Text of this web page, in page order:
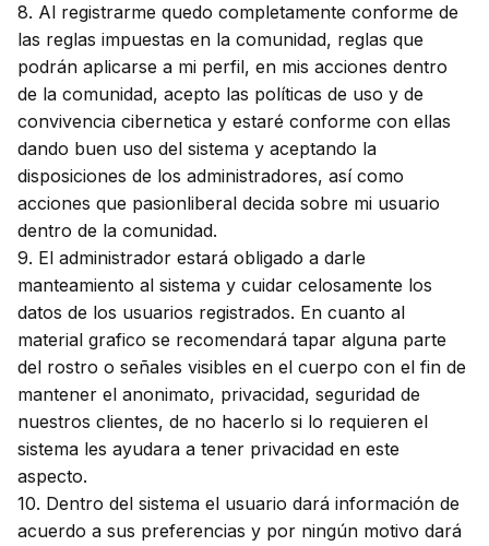
8. Al registrarme quedo completamente conforme de
las reglas impuestas en la comunidad, reglas que
podrán aplicarse a mi perfil, en mis acciones dentro
de la comunidad, acepto las políticas de uso y de
convivencia cibernetica y estaré conforme con ellas
dando buen uso del sistema y aceptando la
disposiciones de los administradores, así como
acciones que pasionliberal decida sobre mi usuario
dentro de la comunidad.
9. El administrador estará obligado a darle
manteamiento al sistema y cuidar celosamente los
datos de los usuarios registrados. En cuanto al
material grafico se recomendará tapar alguna parte
del rostro o señales visibles en el cuerpo con el fin de
mantener el anonimato, privacidad, seguridad de
nuestros clientes, de no hacerlo si lo requieren el
sistema les ayudara a tener privacidad en este
aspecto.
10. Dentro del sistema el usuario dará información de
acuerdo a sus preferencias y por ningún motivo dará